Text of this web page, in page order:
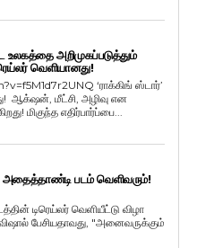
அறிமுகப்படுத்தும்
வெளியானது!
‘ராக்கிங் ஸ்டார்’
ஆக்‌ஷன், மீட்சி, அழிவு என
பிரம்மாண்ட உலகத்தை அறிமுகப்படுத்துகிறது! மிகுந்த எதிர்பார்ப்பை...
அதைத்தாண்டி படம் வெளிவரும்!
டிரெய்லர் வெளியீட்டு விழா